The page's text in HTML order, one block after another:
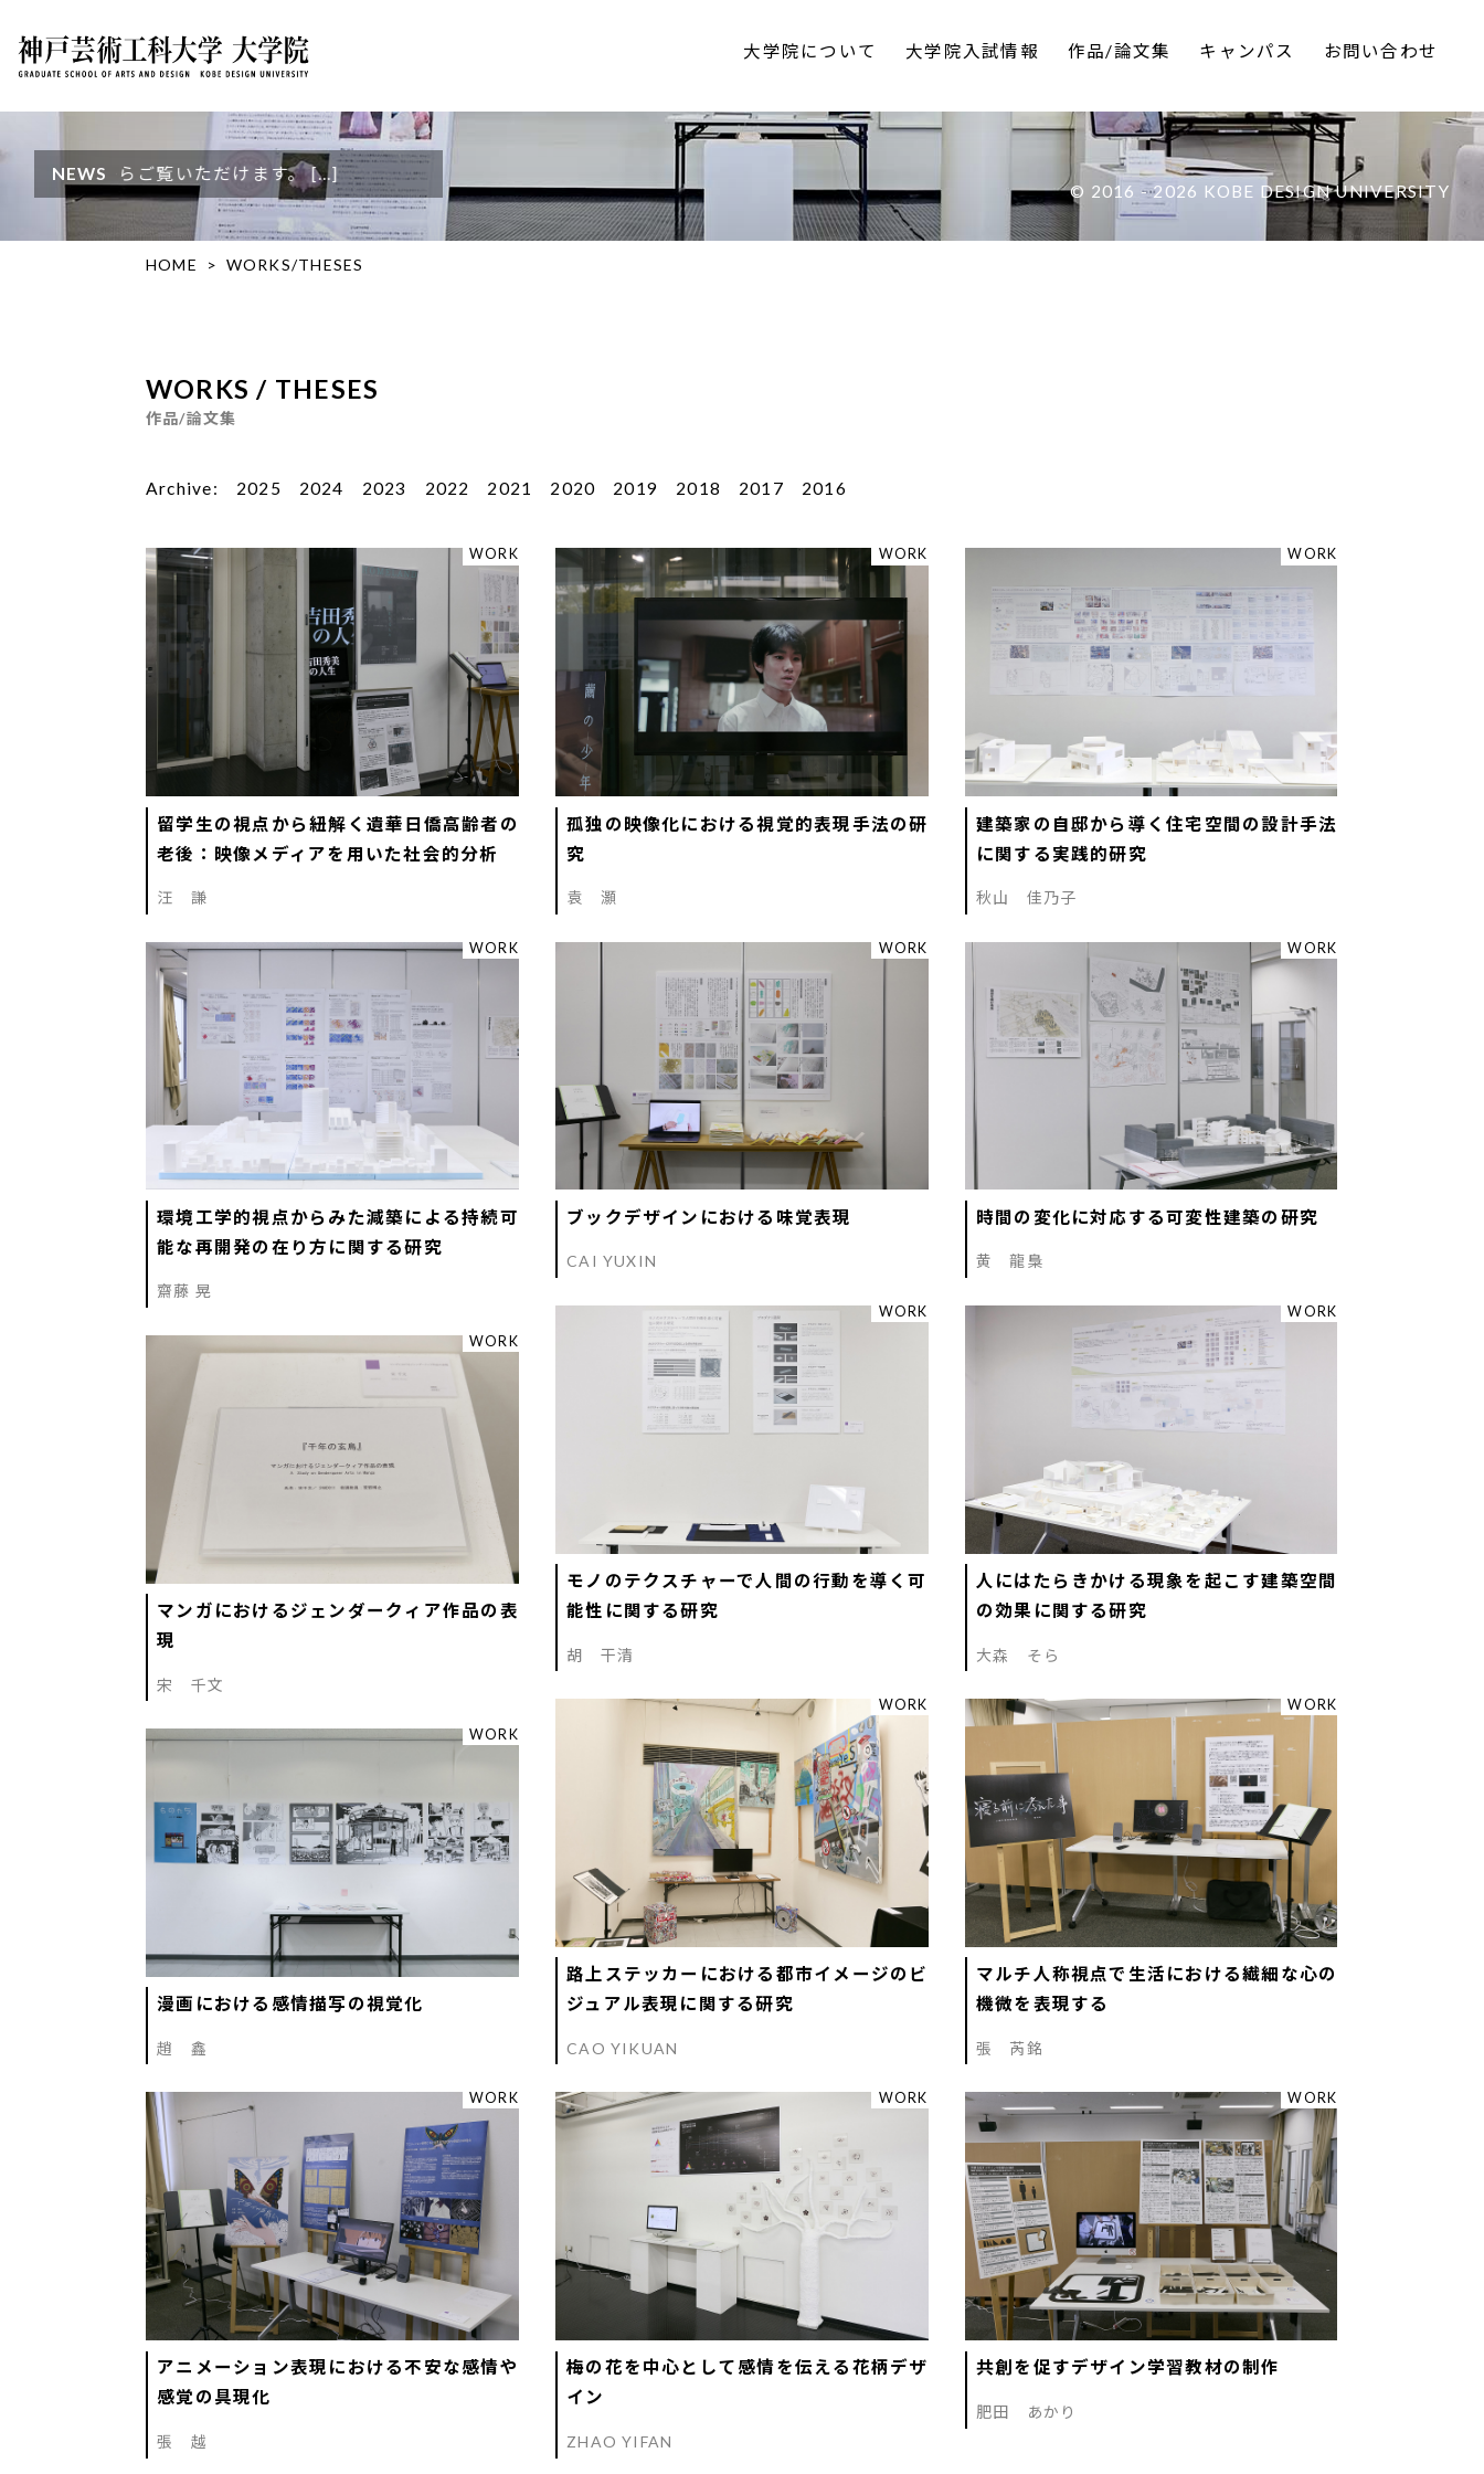
大学院について 大学院入試情報 作品/論文集 キャンパス お問い合わせ
NEWS
覧いただけます。 […]
© 2016 - 2026 KOBE DESIGN UNIVERSITY
HOME WORKS/THESES
WORKS / THESES
作品/論文集
Archive: 2025 2024 2023 2022 2021 2020 2019 2018 2017 2016
WORK
留学生の視点から紐解く遺華日僑高齢者の
老後：映像メディアを用いた社会的分析
汪 謙
WORK
孤独の映像化における視覚的表現手法の研
究
袁 灝
WORK
建築家の自邸から導く住宅空間の設計手法
に関する実践的研究
秋山 佳乃子
WORK
環境工学的視点からみた減築による持続可
能な再開発の在り方に関する研究
齋藤 晃
WORK
ブックデザインにおける味覚表現
CAI YUXIN
WORK
時間の変化に対応する可変性建築の研究
⻩ 龍梟
WORK
モノのテクスチャーで人間の行動を導く可
能性に関する研究
胡 干清
WORK
人にはたらきかける現象を起こす建築空間
の効果に関する研究
大森 そら
WORK
マンガにおけるジェンダークィア作品の表
現
宋 千文
WORK
路上ステッカーにおける都市イメージのビ
ジュアル表現に関する研究
CAO YIKUAN
WORK
マルチ人称視点で生活における繊細な心の
機微を表現する
張 芮銘
WORK
漫画における感情描写の視覚化
趙 鑫
WORK
アニメーション表現における不安な感情や
感覚の具現化
張 越
WORK
梅の花を中心として感情を伝える花柄デザ
イン
ZHAO YIFAN
WORK
共創を促すデザイン学習教材の制作
肥田 あかり